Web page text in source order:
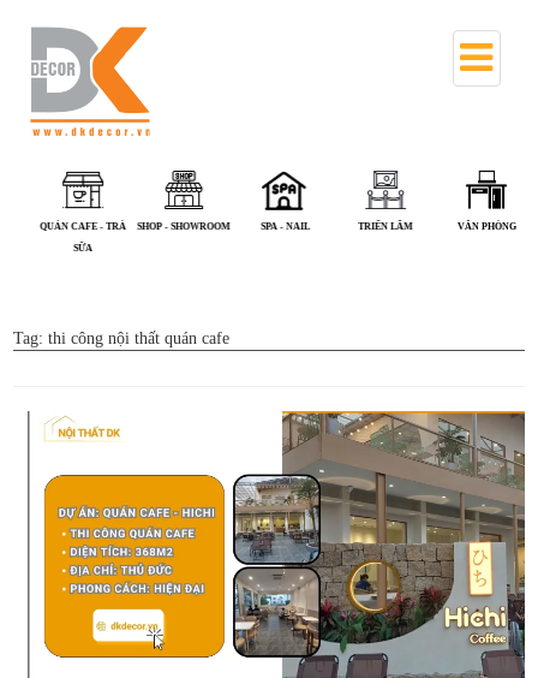
QUÁN CAFE - TRÀ
SHOP - SHOWROOM SPA - NAIL TRIỂN LÃM VĂN
Tag:thi công nội thất quán cafe